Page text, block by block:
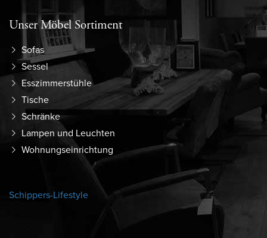
Unser Möbel Sortiment
Sofas
Sessel
Esszimmerstühle
Tische
Schränke
Lampen und Leuchten
Wohnungseinrichtung
Schippers-Lifestyle